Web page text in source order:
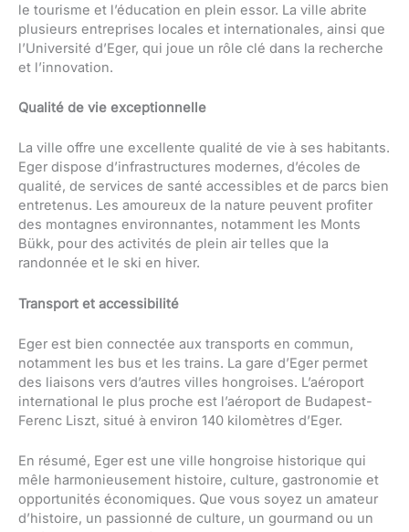
le tourisme et l’éducation en plein essor. La ville abrite
plusieurs entreprises locales et internationales, ainsi que
l’Université d’Eger, qui joue un rôle clé dans la recherche
et l’innovation.
Qualité de vie exceptionnelle
La ville offre une excellente qualité de vie à ses habitants.
Eger dispose d’infrastructures modernes, d’écoles de
qualité, de services de santé accessibles et de parcs bien
entretenus. Les amoureux de la nature peuvent profiter
des montagnes environnantes, notamment les Monts
Bükk, pour des activités de plein air telles que la
randonnée et le ski en hiver.
Transport et accessibilité
Eger est bien connectée aux transports en commun,
notamment les bus et les trains. La gare d’Eger permet
des liaisons vers d’autres villes hongroises. L’aéroport
international le plus proche est l’aéroport de Budapest-
Ferenc Liszt, situé à environ 140 kilomètres d’Eger.
En résumé, Eger est une ville hongroise historique qui
mêle harmonieusement histoire, culture, gastronomie et
opportunités économiques. Que vous soyez un amateur
d’histoire, un passionné de culture, un gourmand ou un